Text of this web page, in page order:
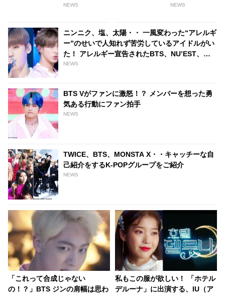
NEWS
ットユーザーをあっと言わせた
NEWS
ニンニク、塩、太陽・・ 一風変わった“アレルギ
ー”のせいで人知れず苦労しているアイドルがい
た！ アレルギー宣告されたBTS、NU’EST、
DAY6のメンバーとは？
NEWS
BTS Vがファンに激怒！？ メンバーを想った勇
気ある行動にファン拍手
NEWS
TWICE、BTS、MONSTA X・・キャッチーな自
己紹介をするK-POPグループをご紹介
NEWS
「これって合成じゃない
の！？」BTS ジンの肩幅は思わ
私もこの服が欲しい！ 「ホテル
デルーナ」に出演する、IU（ア